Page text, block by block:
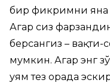
бир фикримни яна
Агар сиз
берсангиз –
мумкин. Агар энг
уям тез орада